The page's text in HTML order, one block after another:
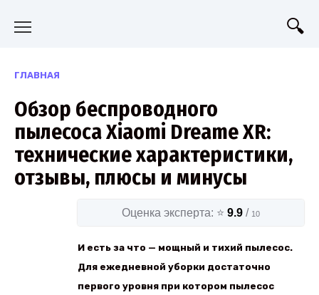
ГЛАВНАЯ
Обзор беспроводного
пылесоса Xiaomi Dreame XR:
технические характеристики,
отзывы, плюсы и минусы
Оценка эксперта: ⭐ 9.9 / 10
И есть за что — мощный и тихий пылесос.
Для ежедневной уборки достаточно
первого уровня при котором пылесос